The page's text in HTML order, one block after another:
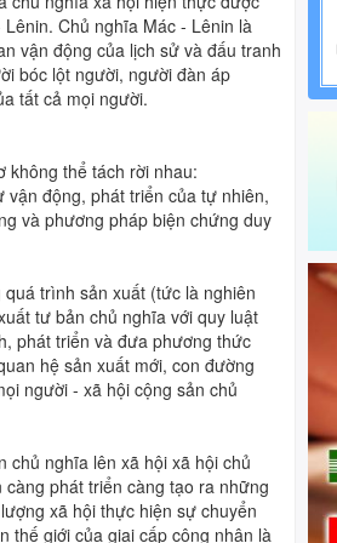
Chủ nghĩa Mác - Lênin là
vận động của lịch sử và đấu tranh
bóc lột người, người đàn áp
tất cả mọi người.
không thể tách rời nhau:
động, phát triển của tự nhiên,
và phương pháp biện chứng duy
trình sản xuất (tức là nghiên
tư bản chủ nghĩa với quy luật
phát triển và đưa phương thức
hệ sản xuất mới, con đường
người - xã hội cộng sản chủ
chủ nghĩa lên xã hội xã hội chủ
phát triển càng tạo ra những
xã hội thực hiện sự chuyển
thế giới của giai cấp công nhân là